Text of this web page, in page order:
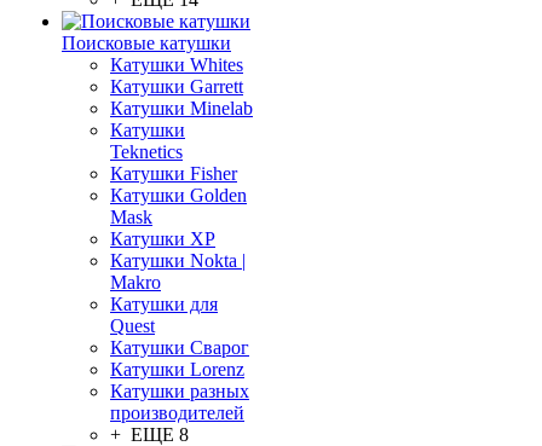
Поисковые катушки
Катушки Whites
Катушки Garrett
Катушки Minelab
Катушки
Teknetics
Катушки Fisher
Катушки Golden
Mask
Катушки XP
Катушки Nokta |
Makro
Катушки для
Quest
Катушки Сварог
Катушки Lorenz
Катушки разных
производителей
+ ЕЩЕ 8